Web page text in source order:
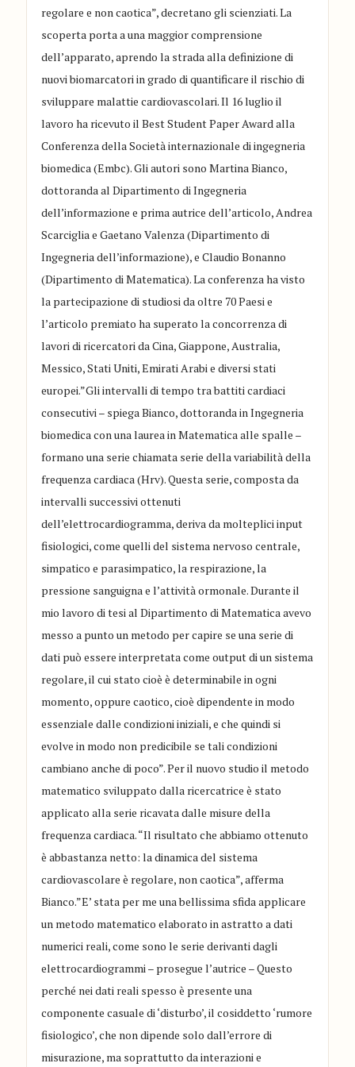
regolare e non caotica”, decretano gli scienziati. La
scoperta porta a una maggior comprensione
dell’apparato, aprendo la strada alla definizione di
nuovi biomarcatori in grado di quantificare il rischio di
sviluppare malattie cardiovascolari. Il 16 luglio il
lavoro ha ricevuto il Best Student Paper Award alla
Conferenza della Società internazionale di ingegneria
biomedica (Embc). Gli autori sono Martina Bianco,
dottoranda al Dipartimento di Ingegneria
dell’informazione e prima autrice dell’articolo, Andrea
Scarciglia e Gaetano Valenza (Dipartimento di
Ingegneria dell’informazione), e Claudio Bonanno
(Dipartimento di Matematica). La conferenza ha visto
la partecipazione di studiosi da oltre 70 Paesi e
l’articolo premiato ha superato la concorrenza di
lavori di ricercatori da Cina, Giappone, Australia,
Messico, Stati Uniti, Emirati Arabi e diversi stati
europei.”Gli intervalli di tempo tra battiti cardiaci
consecutivi – spiega Bianco, dottoranda in Ingegneria
biomedica con una laurea in Matematica alle spalle –
formano una serie chiamata serie della variabilità della
frequenza cardiaca (Hrv). Questa serie, composta da
intervalli successivi ottenuti
dell’elettrocardiogramma, deriva da molteplici input
fisiologici, come quelli del sistema nervoso centrale,
simpatico e parasimpatico, la respirazione, la
pressione sanguigna e l’attività ormonale. Durante il
mio lavoro di tesi al Dipartimento di Matematica avevo
messo a punto un metodo per capire se una serie di
dati può essere interpretata come output di un sistema
regolare, il cui stato cioè è determinabile in ogni
momento, oppure caotico, cioè dipendente in modo
essenziale dalle condizioni iniziali, e che quindi si
evolve in modo non predicibile se tali condizioni
cambiano anche di poco”. Per il nuovo studio il metodo
matematico sviluppato dalla ricercatrice è stato
applicato alla serie ricavata dalle misure della
frequenza cardiaca. “Il risultato che abbiamo ottenuto
è abbastanza netto: la dinamica del sistema
cardiovascolare è regolare, non caotica”, afferma
Bianco.”E’ stata per me una bellissima sfida applicare
un metodo matematico elaborato in astratto a dati
numerici reali, come sono le serie derivanti dagli
elettrocardiogrammi – prosegue l’autrice – Questo
perché nei dati reali spesso è presente una
componente casuale di ‘disturbo’, il cosiddetto ‘rumore
fisiologico’, che non dipende solo dall’errore di
misurazione, ma soprattutto da interazioni e